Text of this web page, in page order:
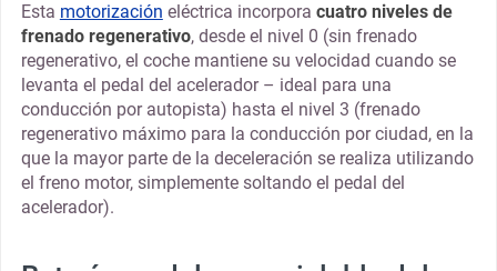
Esta motorización eléctrica incorpora cuatro niveles de
frenado regenerativo, desde el nivel 0 (sin frenado
regenerativo, el coche mantiene su velocidad cuando se
levanta el pedal del acelerador – ideal para una
conducción por autopista) hasta el nivel 3 (frenado
regenerativo máximo para la conducción por ciudad, en la
que la mayor parte de la deceleración se realiza utilizando
el freno motor, simplemente soltando el pedal del
acelerador).